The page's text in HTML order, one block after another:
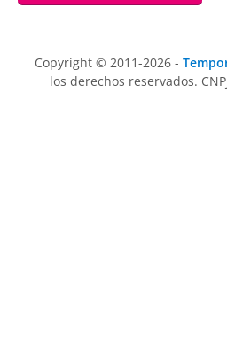
Copyright © 2011-2026 -
los derechos reservados.